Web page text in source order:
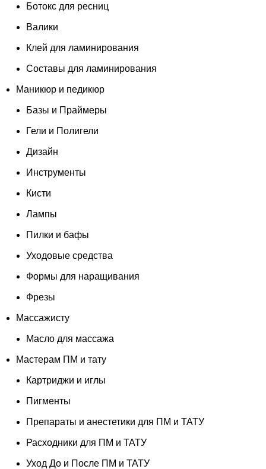
Ботокс для ресниц
Валики
Клей для ламинирования
Составы для ламинирования
Маникюр и педикюр
Базы и Праймеры
Гели и Полигели
Дизайн
Инструменты
Кисти
Лампы
Пилки и бафы
Уходовые средства
Формы для наращивания
Фрезы
Массажисту
Масло для массажа
Мастерам ПМ и тату
Картриджи и иглы
Пигменты
Препараты и анестетики для ПМ и ТАТУ
Расходники для ПМ и ТАТУ
Уход До и После ПМ и ТАТУ